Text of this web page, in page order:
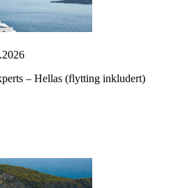
– Hellas (flytting inkludert)